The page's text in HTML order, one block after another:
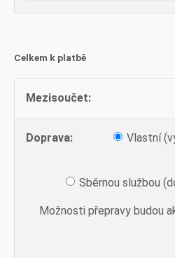
Celkem k platbě
Vlastní
Sběrnou službou
Možnosti přepravy budou